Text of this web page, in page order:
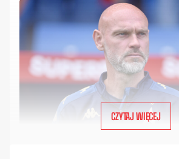
CZYTAJ WIĘCEJ